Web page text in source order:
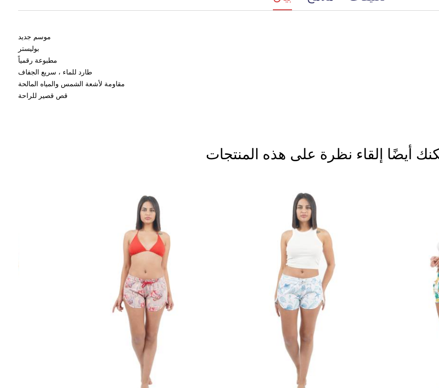
موسم جديد
بوليستر
مطبوعة رقمياً
طارد للماء ، سريع الجفاف
مقاومة لأشعة الشمس والمياه المالحة
قص قصير للراحة
أيضًا إلقاء نظرة على هذه المنتجات